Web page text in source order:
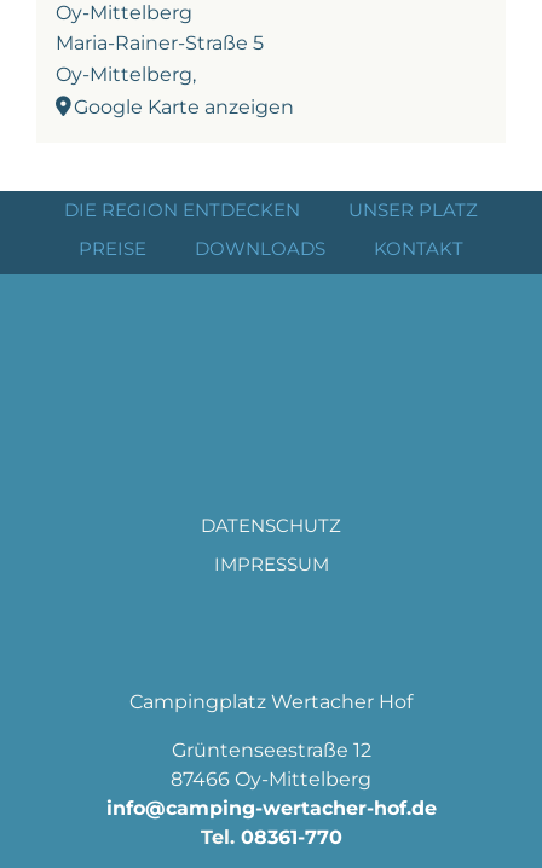
Oy-Mittelberg
Maria-Rainer-Straße 5
Oy-Mittelberg,
Google Karte anzeigen
DIE REGION ENTDECKEN
UNSER PLATZ
PREISE
DOWNLOADS KONTAKT
DATENSCHUTZ
IMPRESSUM
Campingplatz Wertacher Hof
Grüntenseestraße 12
87466 Oy-Mittelberg
info@camping-wertacher-hof.de
Tel. 08361-770